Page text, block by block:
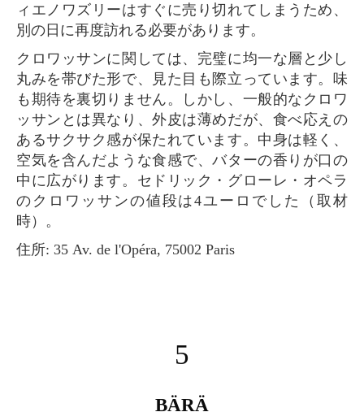
ィエノワズリーはすぐに売り切れてしまうため、
別の日に再度訪れる必要があります。
クロワッサンに関しては、完璧に均一な層と少し
丸みを帯びた形で、見た目も際立っています。味
も期待を裏切りません。しかし、一般的なクロワ
ッサンとは異なり、外皮は薄めだが、食べ応えの
あるサクサク感が保たれています。中身は軽く、
空気を含んだような食感で、バターの香りが口の
中に広がります。セドリック・グローレ・オペラ
のクロワッサンの値段は4ユーロでした（取材
時）。
住所: 35 Av. de l'Opéra, 75002 Paris
5
BÄRÄ